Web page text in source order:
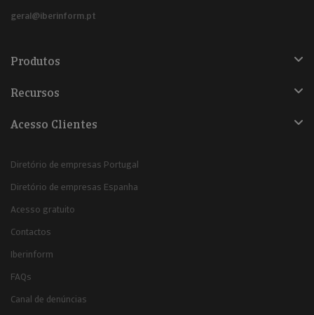
geral@iberinform.pt
Produtos
Recursos
Acesso Clientes
Diretório de empresas Portugal
Diretório de empresas Espanha
Acesso gratuito
Contactos
Iberinform
FAQs
Canal de denúncias